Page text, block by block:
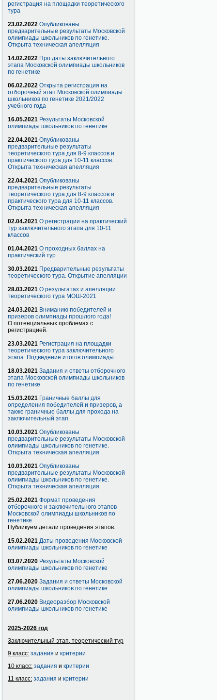
регистрация на площадки теоретического
тура
23.02.2022 Опубликованы
предварительные результаты Московской
олимпиады школьников по генетике.
Открыта техническая апелляция
14.02.2022 Про даты заключительного
этапа Московской олимпиады школьников
по генетике
06.02.2022 Открыта регистрация на
отборочный этап Московской олимпиады
школьников по генетике 2021/2022
учебного года
16.05.2021 Результаты Московской
олимпиады школьников по генетике
22.04.2021 Опубликованы
предварительные результаты
теоретического тура для 8-9 классов и
практического тура для 10-11 классов.
Открыта техническая апелляция
22.04.2021 Опубликованы
предварительные результаты
теоретического тура для 8-9 классов и
практического тура для 10-11 классов.
Открыта техническая апелляция
02.04.2021 О регистрации на практический
тур заключительного этапа для 10-11
классов
01.04.2021 О проходных баллах на
практический тур
30.03.2021 Предварительные результаты
теоретического тура. Открытие апелляции
28.03.2021 О результатах и апелляции
теоретического тура МОШ-2021
24.03.2021 Вниманию победителей и
призеров олимпиады прошлого года!
О потенциальных проблемах с
регистрацией.
23.03.2021 Регистрация на площадки
теоретического тура заключительного
этапа. Подведение итогов олимпиады
18.03.2021 Задания и ответы отборочного
этапа Московской олимпиады школьников
по генетике
15.03.2021 Граничные баллы для
определения победителей и призеров, а
также граничные баллы для прохода на
заключительный этап
10.03.2021 Опубликованы
предварительные результаты Московской
олимпиады школьников по генетике.
Открыта техническая апелляция
10.03.2021 Опубликованы
предварительные результаты Московской
олимпиады школьников по генетике.
Открыта техническая апелляция
25.02.2021 Формат проведения
отборочного и заключительного этапов
Московской олимпиады школьников по
генетике
Публикуем детали проведения этапов.
15.02.2021 Даты проведения Московской
олимпиады школьников по генетике
03.07.2020 Результаты Московской
олимпиады школьников по генетике
27.06.2020 Задания и ответы Московской
олимпиады школьников по генетике
27.06.2020 Видеоразбор Московской
олимпиады школьников по генетике
2025-2026 год
Заключительный этап, теоретический тур
9 класс: задания и критерии
10 класс: задания и критерии
11 класс: задания и критерии